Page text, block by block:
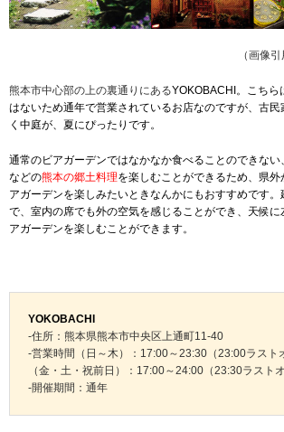
（画像引
熊本市中心部の上の裏通りにあるYOKOBACHI。こちら
はないため通年で営業されているお店なのですが、古
く中庭が、夏にぴったりです。
通常のビアガーデンではなかなか食べることのできない
などの熊本の郷土料理を楽しむことができるため、県
アガーデンを楽しみたいときなんかにもおすすめです
で、室内の席でも外の空気を感じることができ、天候
アガーデンを楽しむことができます。
YOKOBACHI
-住所：熊本県熊本市中央区上通町11-40
-営業時間（日～木）：17:00～23:30（23:00ラスト
（金・土・祝前日）：17:00～24:00（23:30ラストオ
-開催期間：通年